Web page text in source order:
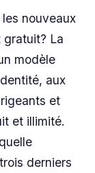
nouveaux
gratuit? La
modèle
aux
et
et illimité.
derniers